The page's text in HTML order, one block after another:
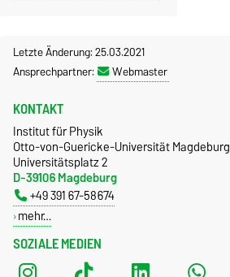
Letzte Änderung: 25.03.2021
Ansprechpartner:
Webmaster
SOZIALE MEDIEN
KONTAKT
Institut für Physik
Otto-von-Guericke-Universität Magdeburg
Universitätsplatz 2
D-39106 Magdeburg
+49 391 67-58674
mehr…